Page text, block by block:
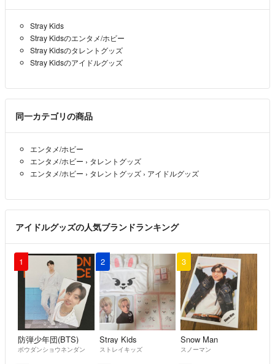
Stray Kids
Stray Kidsのエンタメ/ホビー
Stray Kidsのタレントグッズ
Stray Kidsのアイドルグッズ
同一カテゴリの商品
エンタメ/ホビー
エンタメ/ホビー › タレントグッズ
エンタメ/ホビー › タレントグッズ › アイドルグッズ
アイドルグッズの人気ブランドランキング
1
防弾少年団(BTS)
ボウダンショウネンダン
2
Stray Kids
ストレイキッズ
3
Snow Man
スノーマン